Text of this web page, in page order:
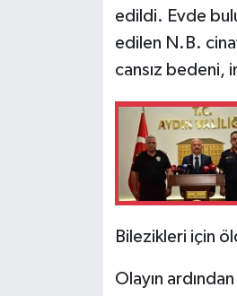
edildi. Evde
edilen N.B.
cansız bedeni,
Bilezikleri için
Olayın